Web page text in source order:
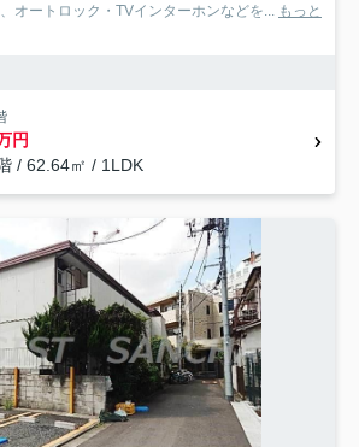
オートロック・TVインターホンなどを... もっと
円
/ 62.64㎡ / 1LDK